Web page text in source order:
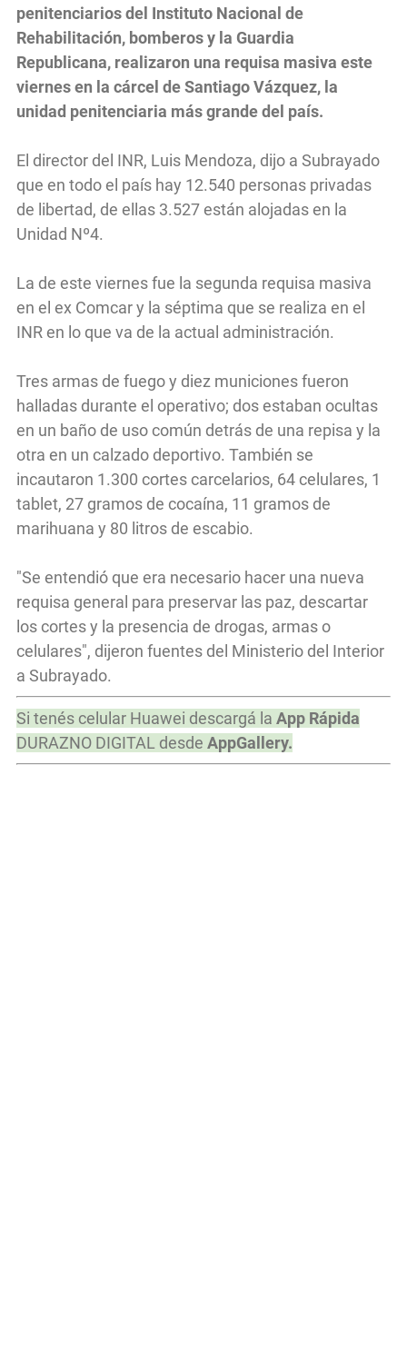
penitenciarios del Instituto Nacional de
Rehabilitación, bomberos y la Guardia
Republicana, realizaron una requisa masiva este
viernes en la cárcel de Santiago Vázquez, la
unidad penitenciaria más grande del país.
El director del INR, Luis Mendoza, dijo a Subrayado
que en todo el país hay 12.540 personas privadas
de libertad, de ellas 3.527 están alojadas en la
Unidad Nº4.
La de este viernes fue la segunda requisa masiva
en el ex Comcar y la séptima que se realiza en el
INR en lo que va de la actual administración.
Tres armas de fuego y diez municiones fueron
halladas durante el operativo; dos estaban ocultas
en un baño de uso común detrás de una repisa y la
otra en un calzado deportivo. También se
incautaron 1.300 cortes carcelarios, 64 celulares, 1
tablet, 27 gramos de cocaína, 11 gramos de
marihuana y 80 litros de escabio.
"Se entendió que era necesario hacer una nueva
requisa general para preservar las paz, descartar
los cortes y la presencia de drogas, armas o
celulares", dijeron fuentes del Ministerio del Interior
a Subrayado.
Si tenés celular Huawei descargá la App Rápida
DURAZNO DIGITAL desde AppGallery.